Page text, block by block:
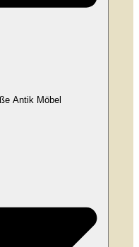
Antik Möbel